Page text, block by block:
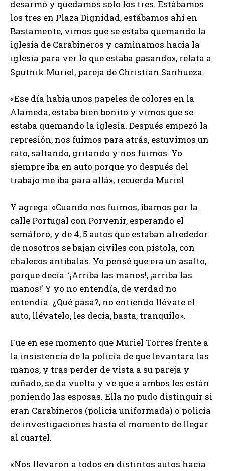
desarmó y quedamos solo los tres. Estábamos
los tres en Plaza Dignidad, estábamos ahí en
Bastamente, vimos que se estaba quemando la
iglesia de Carabineros y caminamos hacia la
iglesia para ver lo que estaba pasando», relata a
Sputnik Muriel, pareja de Christian Sanhueza.
«Ese día había unos papeles de colores en la
Alameda, estaba bien bonito y vimos que se
estaba quemando la iglesia. Después empezó la
represión, nos fuimos para atrás, estuvimos un
rato, saltando, gritando y nos fuimos. Yo
siempre iba en auto porque yo después del
trabajo me iba para allá», recuerda Muriel
Y agrega: «Cuando nos fuimos, íbamos por la
calle Portugal con Porvenir, esperando el
semáforo, y de 4, 5 autos que estaban alrededor
de nosotros se bajan civiles con pistola, con
chalecos antibalas. Yo pensé que era un asalto,
porque decía: ‘¡Arriba las manos!, ¡arriba las
manos!’ Y yo no entendía, de verdad no
entendía. ¿Qué pasa?, no entiendo llévate el
auto, llévatelo, les decía, basta, tranquilo».
Fue en ese momento que Muriel Torres frente a
la insistencia de la policía de que levantara las
manos, y tras perder de vista a su pareja y
cuñado, se da vuelta y ve que a ambos les están
poniendo las esposas. Ella no pudo distinguir si
eran Carabineros (policía uniformada) o policía
de investigaciones hasta el momento de llegar
al cuartel.
«Nos llevaron a todos en distintos autos hacia